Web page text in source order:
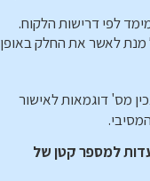
לפי דרישות הלקוח.
מנת לאשר את החלק באופן
מס' דוגמאות לאישור
למספר קטן של